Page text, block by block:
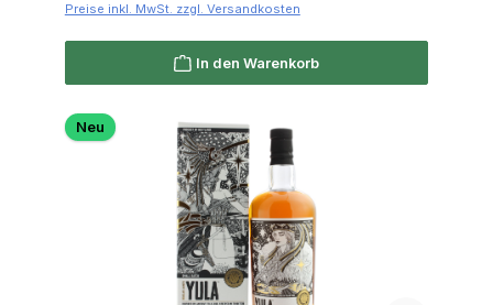
Preise inkl. MwSt. zzgl. Versandkosten
In den Warenkorb
Neu